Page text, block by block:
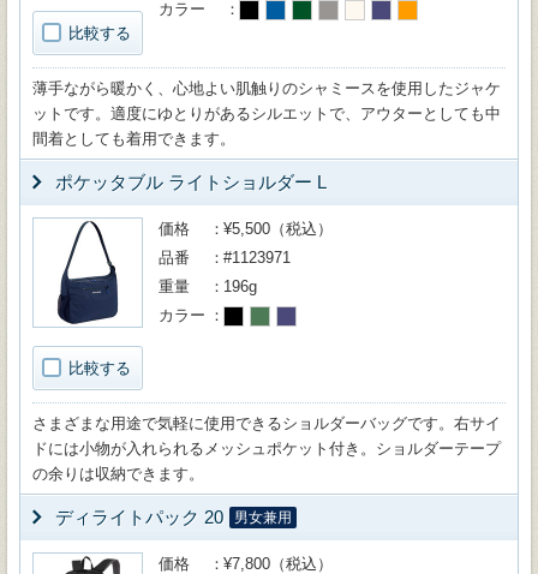
比較する
カラー
薄手ながら暖かく、心地よい肌触りのシャミースを使用したジャケ
ットです。適度にゆとりがあるシルエットで、アウターとしても中
間着としても着用できます。
ポケッタブル ライトショルダー L
比較する
価格
¥5,500（税込）
品番
#1123971
重量
196g
カラー
さまざまな用途で気軽に使用できるショルダーバッグです。右サイ
ドには小物が入れられるメッシュポケット付き。ショルダーテープ
の余りは収納できます。
ディライトパック 20 男女兼用
価格
¥7,800（税込）